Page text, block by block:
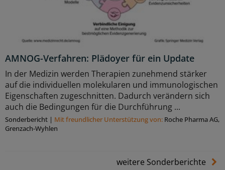
AMNOG-Verfahren: Plädoyer für ein Update
In der Medizin werden Therapien zunehmend stärker
auf die individuellen molekularen und immunologischen
Eigenschaften zugeschnitten. Dadurch verändern sich
auch die Bedingungen für die Durchführung ...
Sonderbericht | Mit freundlicher Unterstützung von: Roche Pharma AG,
Grenzach-Wyhlen
weitere Sonderberichte